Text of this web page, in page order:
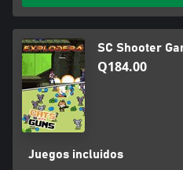
SC Shooter
Q184.00
Juegos incluidos